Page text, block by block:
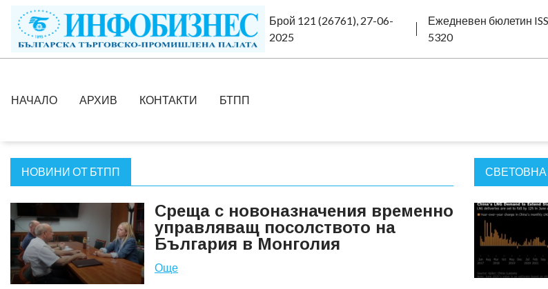
Брой 121 (26761), 27-06-
2025
Ежедневен бюлетин
5320
НАЧАЛО АРХИВ КОНТАКТИ БТПП
НОВИНИ ОТ БТПП
Среща с новоназначения временно
управляващ посолството на
България в Монголия
Още